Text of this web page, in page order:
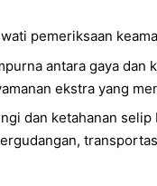
pemeriksaan
antara gaya
ekstra yang
dan ketahanan